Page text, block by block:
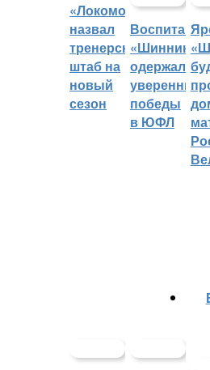
«Локомотив»
назвал
тренерский
штаб на
новый
сезон
«Шинника»
одержали
уверенные
победы
в ЮФЛ